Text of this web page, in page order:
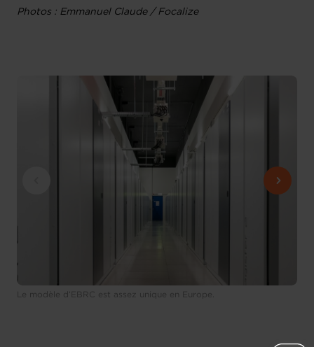
Photos : Emmanuel Claude / Focalize
Le modèle d’EBRC est assez unique en Europe.